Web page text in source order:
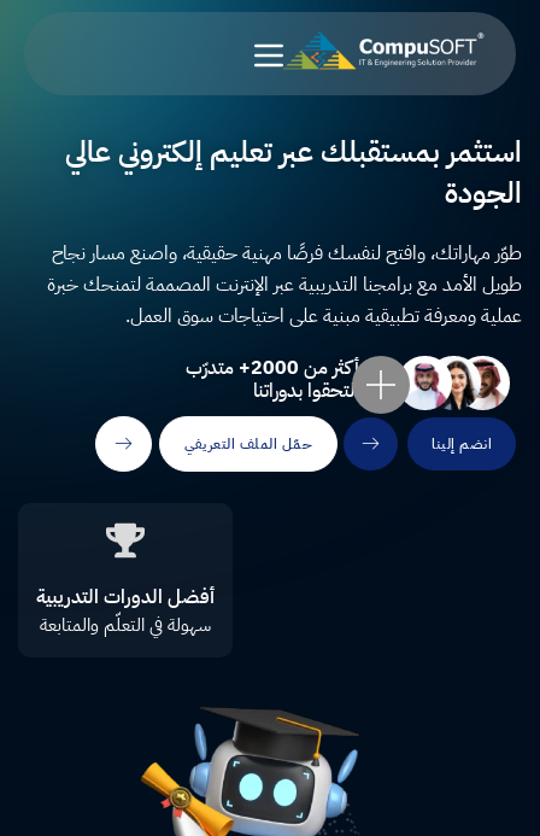
تخطي
إلى
المحتوى
استثمر بمستقبلك عبر تعليم إلكتروني عالي
الجودة
طوّر مهاراتك، وافتح لنفسك فرصًا مهنية حقيقية، واصنع مسار نجاح
طويل الأمد مع برامجنا التدريبية عبر الإنترنت المصممة لتمنحك خبرة
عملية ومعرفة تطبيقية مبنية على احتياجات سوق العمل.
أكثر من 2000+ متدرّب
التحقوا بدوراتنا
انضم إلينا حمّل الملف التعريفي
أفضل الدورات التدريبية
سهولة في التعلّم والمتابعة